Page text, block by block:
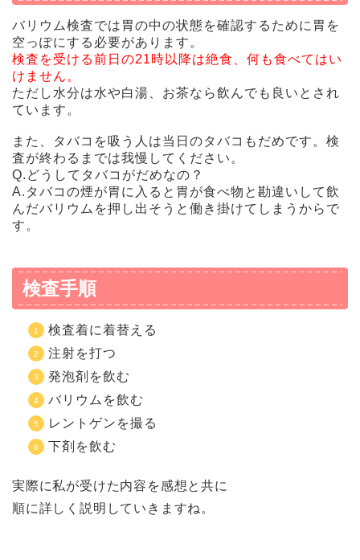
バリウム検査では胃の中の状態を確認するために胃を
空っぽにする必要があります。
検査を受ける前日の21時以降は絶食、何も食べてはい
けません。
ただし水分は水や白湯、お茶なら飲んでも良いとされ
ています。
また、タバコを吸う人は当日のタバコもだめです。検
査が終わるまでは我慢してください。
Q.どうしてタバコがだめなの？
A.タバコの煙が胃に入ると胃が食べ物と勘違いして飲
んだバリウムを押し出そうと働き掛けてしまうからで
す。
検査手順
検査着に着替える
注射を打つ
発泡剤を飲む
バリウムを飲む
レントゲンを撮る
下剤を飲む
実際に私が受けた内容を感想と共に
順に詳しく説明していきますね。